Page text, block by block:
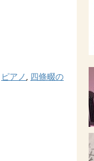
ピアノ , 四條畷の